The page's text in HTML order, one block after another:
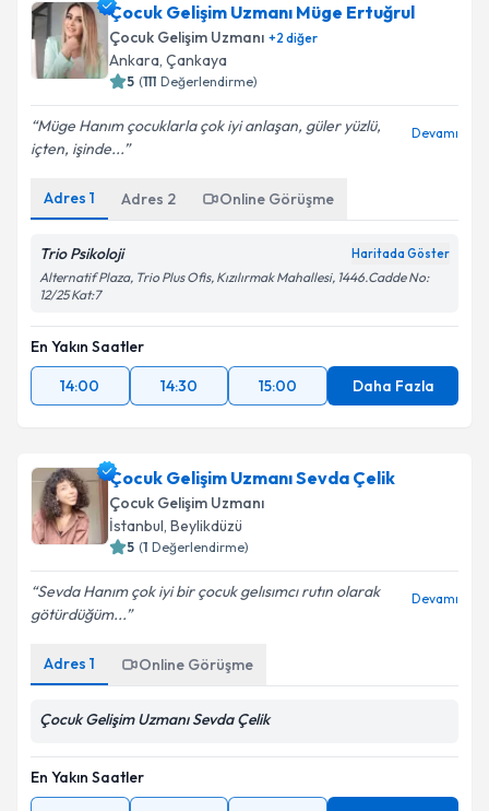
Çocuk Gelişim Uzmanı Müge Ertuğrul
Çocuk Gelişim Uzmanı +2 diğer
Ankara, Çankaya
5 (111 Değerlendirme)
Müge Hanım çocuklarla çok iyi anlaşan, güler yüzlü,
içten, işinde...
Devamı
Adres 1 Adres 2 Online Görüşme
Trio Psikoloji Haritada Göster
Alternatif Plaza, Trio Plus Ofis, Kızılırmak Mahallesi, 1446.Cadde No:
12/25 Kat:7
En Yakın Saatler
14:00
14:30 15:00 Daha Fazla
Çocuk Gelişim Uzmanı Sevda Çelik
Çocuk Gelişim Uzmanı
İstanbul, Beylikdüzü
5 (1 Değerlendirme)
Sevda Hanım çok iyi bir çocuk gelısımcı rutın olarak
götürdüğüm...
Devamı
Adres 1 Online Görüşme
Çocuk Gelişim Uzmanı Sevda Çelik
En Yakın Saatler